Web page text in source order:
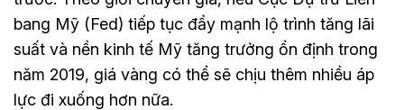
bang Mỹ (Fed) tiếp tục đẩy mạnh lộ trình tăng lãi
suất và nền kinh tế Mỹ tăng trưởng ổn định trong
năm 2019, giá vàng có thể sẽ chịu thêm nhiều áp
lực đi xuống hơn nữa.